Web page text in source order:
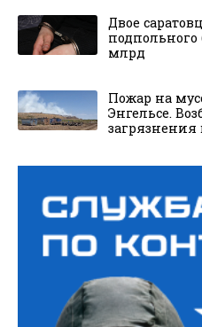
Двое
млрд
Пожар на
Энгельсе.
загрязнения